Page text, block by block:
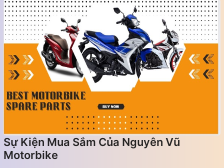
Sự Kiện Mua Sắm Của Nguyên Vũ
Motorbike